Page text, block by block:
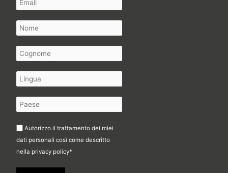
Autorizzo il trattamento dei miei
dati personali così come descritto
nella privacy policy*